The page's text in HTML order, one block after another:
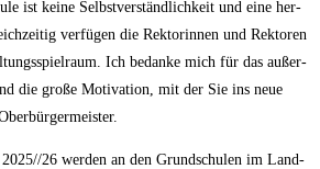
ist kei­ne Selbst­ver­ständ­lich­keit und eine her­
ver­fü­gen die Rek­to­rin­nen und Rek­to­ren
Ich bedan­ke mich für das außer­
die gro­ße Moti­va­ti­on, mit der Sie ins neue
​/​26 wer­den an den Grund­schu­len im Land­